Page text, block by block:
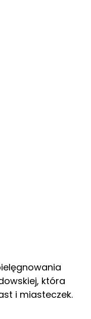
która
i miasteczek.